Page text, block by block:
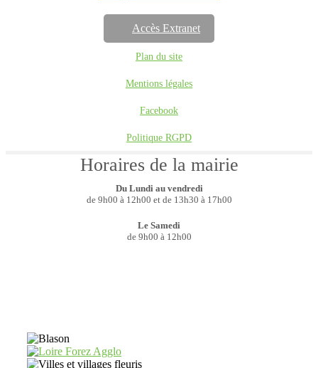
Accès Extranet
Plan du site
Mentions légales
Facebook
Politique RGPD
Horaires de la mairie
Du Lundi au vendredi
de 9h00 à 12h00 et de 13h30 à 17h00
Le Samedi
de 9h00 à 12h00